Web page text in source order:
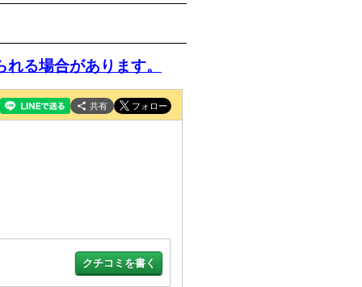
る場合があります。
共有